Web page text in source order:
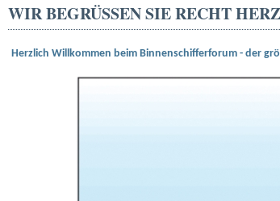
WIR BEGRÜSSEN SIE RECHT
Herzlich Willkommen beim Binnenschifferforum - der